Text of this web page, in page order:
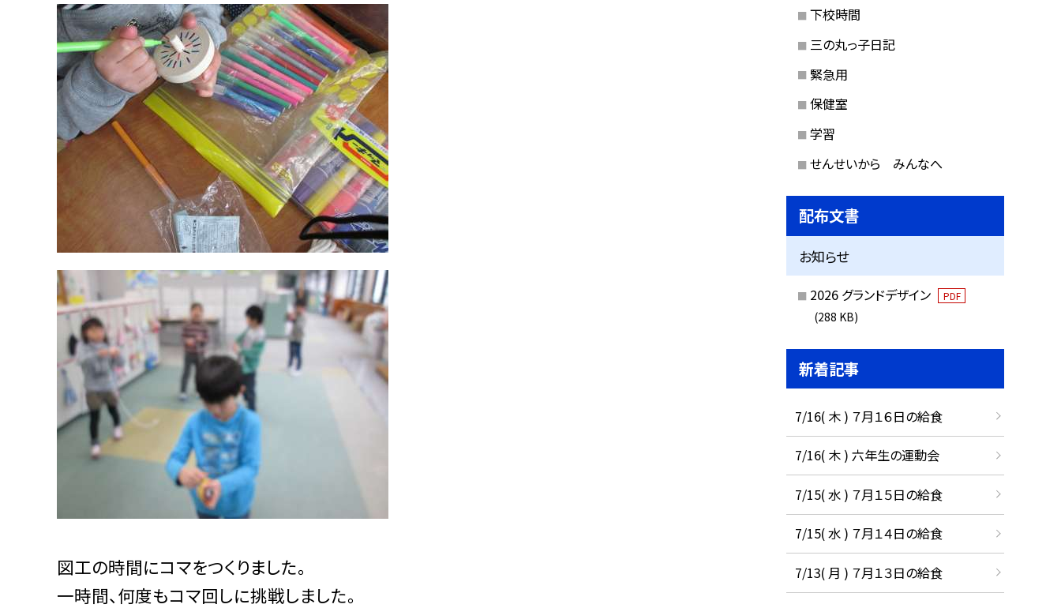
図工の時間にコマをつくりました。
一時間、何度もコマ回しに挑戦しました。
下校時間
三の丸っ子日記
緊急用
保健室
学習
せんせいから みんなへ
配布文書
お知らせ
2026 グランドデザイン PDF
(288 KB)
新着記事
7/16( 木 ) ７月１６日の給食
7/16( 木 ) 六年生の運動会
7/15( 水 ) ７月１５日の給食
7/15( 水 ) ７月１４日の給食
7/13( 月 ) ７月１３日の給食